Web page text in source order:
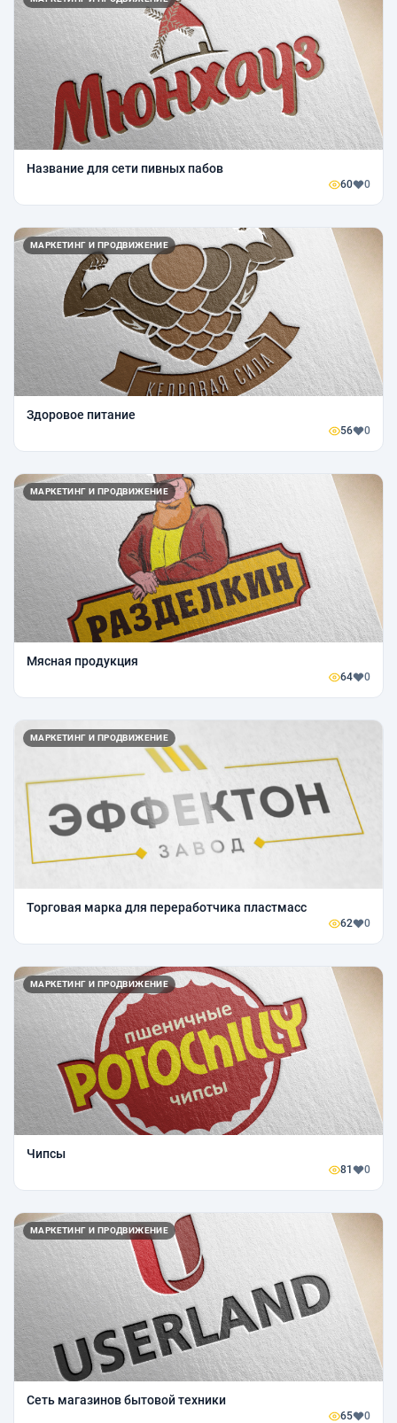
Название для сети пивных пабов
60 0
МАРКЕТИНГ И ПРОДВИЖЕНИЕ
Здоровое питание
56 0
МАРКЕТИНГ И ПРОДВИЖЕНИЕ
Мясная продукция
64 0
МАРКЕТИНГ И ПРОДВИЖЕНИЕ
Торговая марка для переработчика пластмасс
62 0
МАРКЕТИНГ И ПРОДВИЖЕНИЕ
Чипсы
81 0
МАРКЕТИНГ И ПРОДВИЖЕНИЕ
Сеть магазинов бытовой техники
65 0